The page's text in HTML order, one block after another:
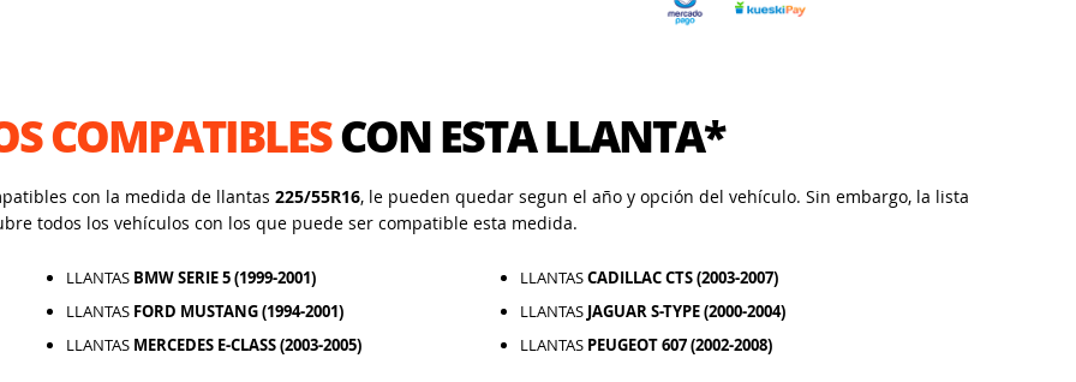
COMPATIBLESCON ESTA LLANTA*
con la medida de llantas 225/55R16, le pueden quedar segun el año y opción del vehículo. Sin embargo, la lista
todos los vehículos con los que puede ser compatible esta medida.
LLANTAS BMW SERIE 5 (1999-2001) LLANTASCADILLAC CTS (2003-2007)
LLANTAS FORD MUSTANG (1994-2001) LLANTAS JAGUAR S-TYPE (2000-2004)
LLANTAS MERCEDES E-CLASS (2003-2005) LLANTAS PEUGEOT 607 (2002-2008)